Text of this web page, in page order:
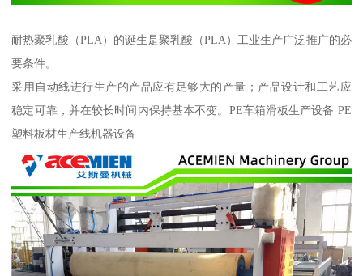
耐热聚乳酸（PLA）的诞生是聚乳酸（PLA）工业生产广泛推广的必
要条件。
采用自动线进行生产的产品应有足够大的产量；产品设计和工艺应
稳定可靠，并在较长时间内保持基本不变。PE车箱滑板生产设备 PE
塑料板材生产线机器设备